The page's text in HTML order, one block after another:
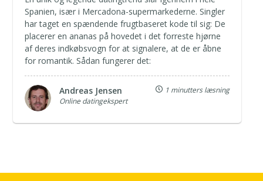
Spanien, især i Mercadona-supermarkederne. Singler
har taget en spændende frugtbaseret kode til sig: De
placerer en ananas på hovedet i det forreste hjørne
af deres indkøbsvogn for at signalere, at de er åbne
for romantik. Sådan fungerer det:
Andreas Jensen
Online datingekspert
1 minutters læsning